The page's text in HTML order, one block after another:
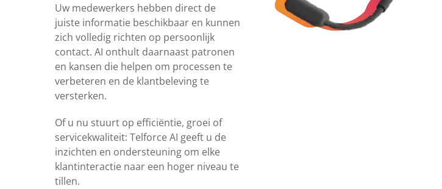
Uw medewerkers hebben direct de
juiste informatie beschikbaar en kunnen
zich volledig richten op persoonlijk
contact. AI onthult daarnaast patronen
en kansen die helpen om processen te
verbeteren en de klantbeleving te
versterken.
Of u nu stuurt op efficiëntie, groei of
servicekwaliteit: Telforce AI geeft u de
inzichten en ondersteuning om elke
klantinteractie naar een hoger niveau te
tillen.